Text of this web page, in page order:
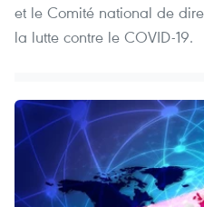
et le Comité national de
la lutte contre le COVID-19.